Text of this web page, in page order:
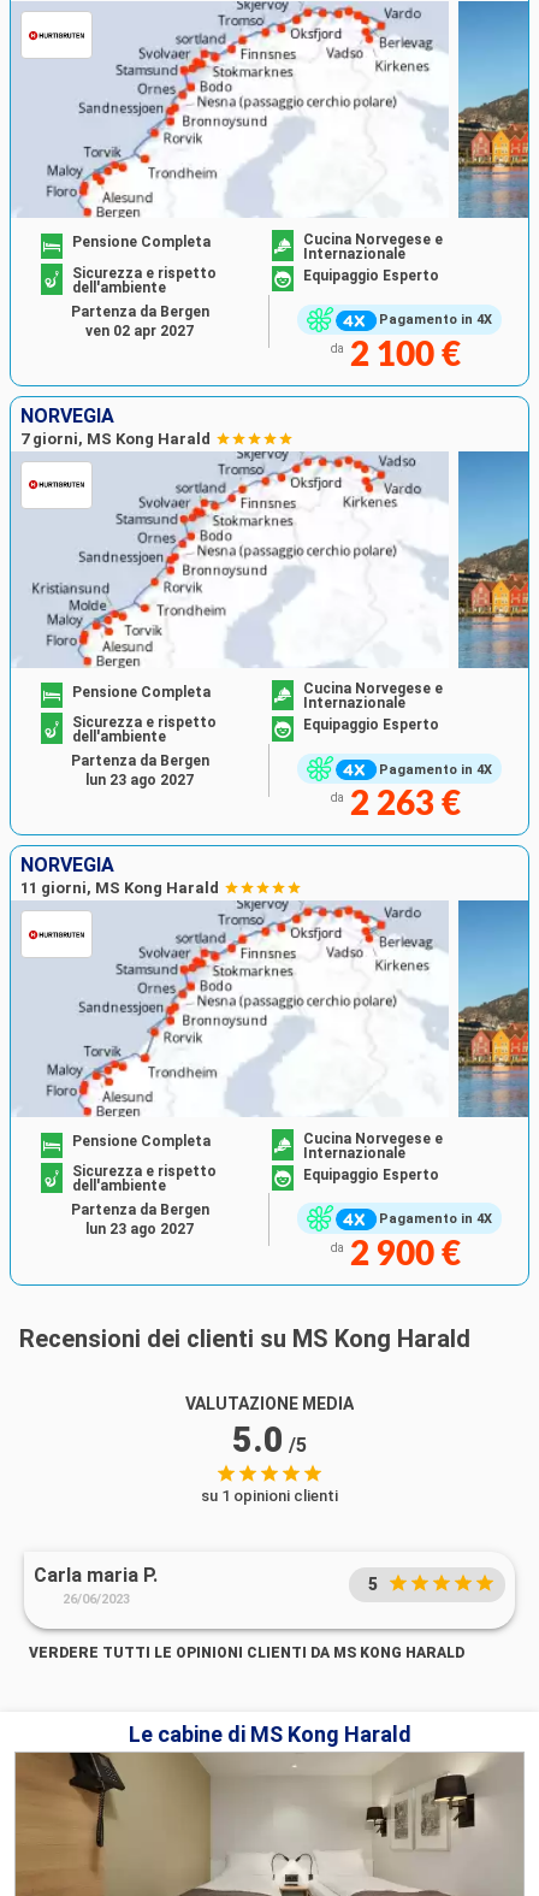
Pagamento in 4X
Pensione Completa
Cucina Norvegese e
Internazionale
Sicurezza e rispetto
dell'ambiente
Equipaggio Esperto
da 2 100 €
Partenza da Bergen
ven 02 apr 2027
NORVEGIA
7 giorni, MS Kong Harald
Pagamento in 4X
Pensione Completa
Cucina Norvegese e
Internazionale
Sicurezza e rispetto
dell'ambiente
Equipaggio Esperto
da 2 263 €
Partenza da Bergen
lun 23 ago 2027
NORVEGIA
11 giorni, MS Kong Harald
Pagamento in 4X
Pensione Completa
Cucina Norvegese e
Internazionale
Sicurezza e rispetto
dell'ambiente
Equipaggio Esperto
da 2 900 €
Partenza da Bergen
lun 23 ago 2027
Recensioni dei clienti su MS Kong Harald
VALUTAZIONE MEDIA
5.0 /5
su 1 opinioni clienti
Carla maria P.
26/06/2023
5
VERDERE TUTTI LE OPINIONI CLIENTI DA MS KONG HARALD
Le cabine di MS Kong Harald